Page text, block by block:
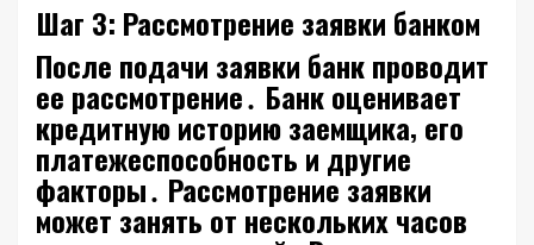
Шаг 3: Рассмотрение заявки банком
После подачи заявки банк проводит
ее рассмотрение․ Банк оценивает
кредитную историю заемщика‚ его
платежеспособность и другие
факторы․ Рассмотрение заявки
может занять от нескольких часов